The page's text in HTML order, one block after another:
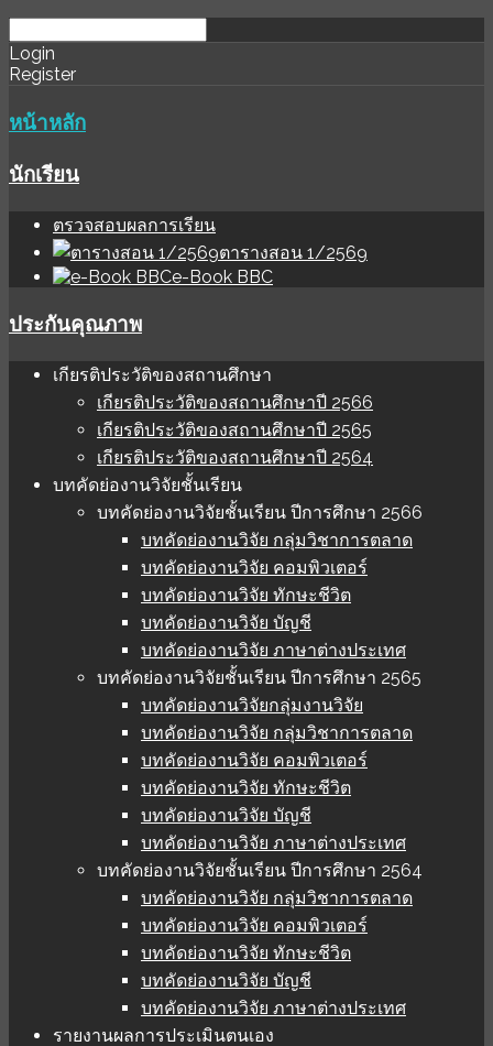
download
software
ihale
sınır
Login
Register
หน้าหลัก
นักเรียน
ตรวจสอบผลการเรียน
ตารางสอน 1/2569
e-Book BBC
ประกันคุณภาพ
เกียรติประวัติของสถานศึกษา
เกียรติประวัติของสถานศึกษาปี 2566
เกียรติประวัติของสถานศึกษาปี 2565
เกียรติประวัติของสถานศึกษาปี 2564
บทคัดย่องานวิจัยชั้นเรียน
บทคัดย่องานวิจัยชั้นเรียน ปีการศึกษา 2566
บทคัดย่องานวิจัย กลุ่มวิชาการตลาด
บทคัดย่องานวิจัย คอมพิวเตอร์
บทคัดย่องานวิจัย ทักษะชีวิต
บทคัดย่องานวิจัย บัญชี
บทคัดย่องานวิจัย ภาษาต่างประเทศ
บทคัดย่องานวิจัยชั้นเรียน ปีการศึกษา 2565
บทคัดย่องานวิจัยกลุ่มงานวิจัย
บทคัดย่องานวิจัย กลุ่มวิชาการตลาด
บทคัดย่องานวิจัย คอมพิวเตอร์
บทคัดย่องานวิจัย ทักษะชีวิต
บทคัดย่องานวิจัย บัญชี
บทคัดย่องานวิจัย ภาษาต่างประเทศ
บทคัดย่องานวิจัยชั้นเรียน ปีการศึกษา 2564
บทคัดย่องานวิจัย กลุ่มวิชาการตลาด
บทคัดย่องานวิจัย คอมพิวเตอร์
บทคัดย่องานวิจัย ทักษะชีวิต
บทคัดย่องานวิจัย บัญชี
บทคัดย่องานวิจัย ภาษาต่างประเทศ
รายงานผลการประเมินตนเอง